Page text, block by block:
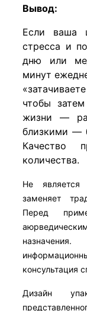
Вывод:
Если ваша
стресса и
дню или
минут
чтобы
жизни —
близкими —
Качество
количества.
Не
заменяет
Перед
консультация
Дизайн